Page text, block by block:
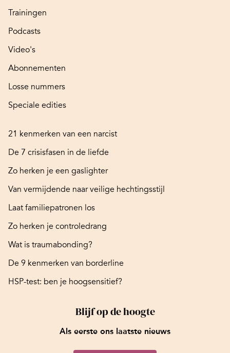
Trainingen
Podcasts
Video's
Abonnementen
Losse nummers
Speciale edities
21 kenmerken van een narcist
De 7 crisisfasen in de liefde
Zo herken je een gaslighter
Van vermijdende naar veilige hechtingsstijl
Laat familiepatronen los
Zo herken je controledrang
Wat is traumabonding?
De 9 kenmerken van borderline
HSP-test: ben je hoogsensitief?
Blijf op de hoogte
Als eerste ons laatste nieuws